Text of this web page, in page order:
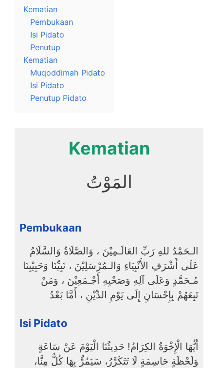
Kematian
Pembukaan
Isi Pidato
Penutup
Kematian
Muqoddimah Pidato
Isi Pidato
Penutup Pidato
Kematian
المَوْتُ
Pembukaan
عَلَى أَشْرَفِ الأَنْبِيَاءِ وَالـمُرْسَلِيْنَ ، نَبِيِّنَا وَحَبِيْبِنَا
مُـحَمَّدٍ وَعَلَى آلِهِ وَصَحْبِهِ أَجْـمَعِيْنَ ، وَمَنْ
تَبِعَهُمْ بِإِحْسَانٍ إِلَى يَوْمِ الدِّيْنِ ، أَمَّا بَعْدُ
Isi Pidato
أَيُّهَا الْإِخْوَةُ الكِرَامُ! حَدِيثُنَا الْيَوْمَ عَنْ سَاعَةٍ
وَلَحْظَةٍ حَاسِمَةٍ لَا تَتَكَرَّرُ، سَيَمُرُّ بِهَا كُلٌّ مِنَّا،